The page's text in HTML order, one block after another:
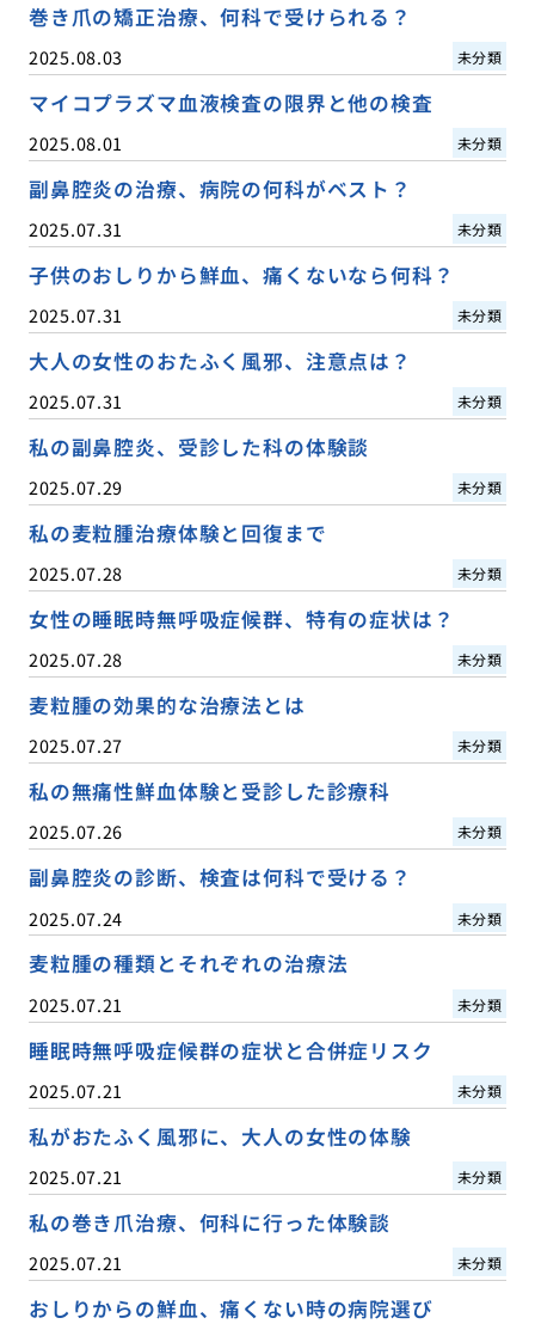
巻き爪の矯正治療、何科で受けられる？
2025.08.03 未分類
マイコプラズマ血液検査の限界と他の検査
2025.08.01 未分類
副鼻腔炎の治療、病院の何科がベスト？
2025.07.31 未分類
子供のおしりから鮮血、痛くないなら何科？
2025.07.31 未分類
大人の女性のおたふく風邪、注意点は？
2025.07.31 未分類
私の副鼻腔炎、受診した科の体験談
2025.07.29 未分類
私の麦粒腫治療体験と回復まで
2025.07.28 未分類
女性の睡眠時無呼吸症候群、特有の症状は？
2025.07.28 未分類
麦粒腫の効果的な治療法とは
2025.07.27 未分類
私の無痛性鮮血体験と受診した診療科
2025.07.26 未分類
副鼻腔炎の診断、検査は何科で受ける？
2025.07.24 未分類
麦粒腫の種類とそれぞれの治療法
2025.07.21 未分類
睡眠時無呼吸症候群の症状と合併症リスク
2025.07.21 未分類
私がおたふく風邪に、大人の女性の体験
2025.07.21 未分類
私の巻き爪治療、何科に行った体験談
2025.07.21 未分類
おしりからの鮮血、痛くない時の病院選び